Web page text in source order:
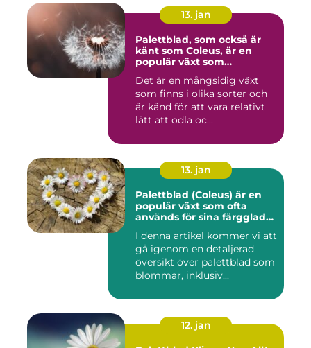
13. jan
Palettblad, som också är
känt som Coleus, är en
populär växt som
färgglada och mönstrade
blad
Det är en mångsidig växt
som finns i olika sorter och
är känd för att vara relativt
lätt att odla oc...
13. jan
Palettblad (Coleus) är en
populär växt som ofta
används för sina färgglada
känt att vissa sorter även
kan blomma
I denna artikel kommer vi att
gå igenom en detaljerad
översikt över palettblad som
blommar, inklusiv...
12. jan